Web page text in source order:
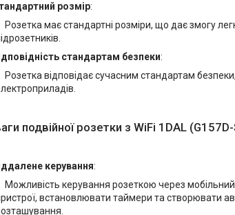
розмір:
Розетка має стандартні розміри, що дає змогу
стандартам безпеки:
Розетка відповідає сучасним стандартам
подвійної розетки з WiFi 1DAL
керування:
Можливість керування розеткою через
встановлювати таймери та створювати